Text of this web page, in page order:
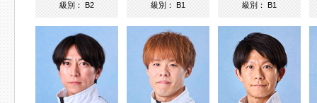
級別：B2 級別：B1 級別：B1